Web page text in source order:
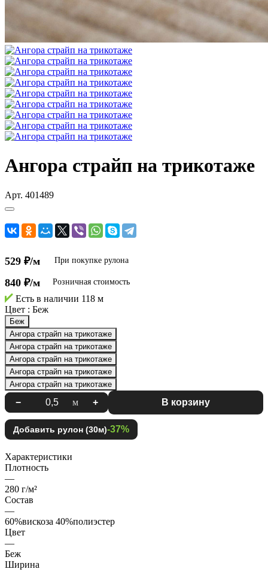
Ангора страйп на трикотаже
Арт. 401489
529 ₽/м При покупке рулона
840 ₽/м Розничная стоимость
Есть в наличии 118 м
Цвет : Беж
Беж
Ангора страйп на трикотаже
Ангора страйп на трикотаже
Ангора страйп на трикотаже
Ангора страйп на трикотаже
Ангора страйп на трикотаже
− м + В корзину
Добавить рулон (30м)-37%
Характеристики
Плотность
—
280 г/м²
Состав
—
60%вискоза 40%полиэстер
Цвет
—
Беж
Ширина